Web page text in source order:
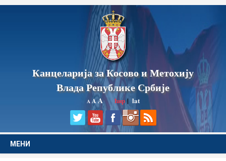
Канцеларија за Косово и Метохију
Влада Републике Србије
A AA ћир|lat
МЕНИ